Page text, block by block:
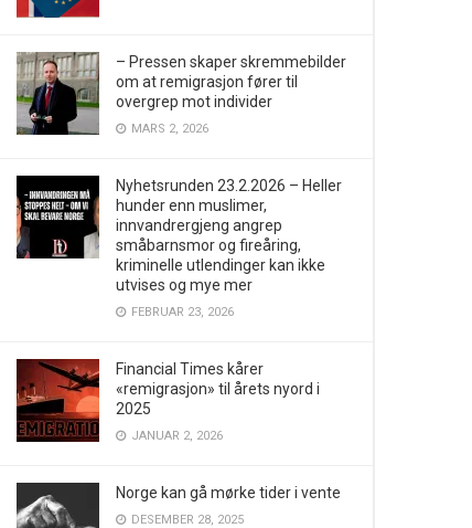
– Pressen skaper skremmebilder
om at remigrasjon fører til
overgrep mot individer
MARS 2, 2026
Nyhetsrunden 23.2.2026 – Heller
hunder enn muslimer,
innvandrergjeng angrep
småbarnsmor og fireåring,
kriminelle utlendinger kan ikke
utvises og mye mer
FEBRUAR 23, 2026
Financial Times kårer
«remigrasjon» til årets nyord i
2025
JANUAR 2, 2026
Norge kan gå mørke tider i vente
DESEMBER 28, 2025